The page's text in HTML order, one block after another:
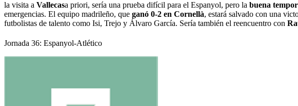
la visita a Vallecasa priori, sería una prueba difícil para el Espanyol, pero la buena
emergencias. El equipo madrileño, que ganó 0-2 en Cornellà, estará salvado con una
futbolistas de talento como Isi, Trejo y Álvaro García. Sería también el reencuentro con
Jornada 36: Espanyol-Atlético